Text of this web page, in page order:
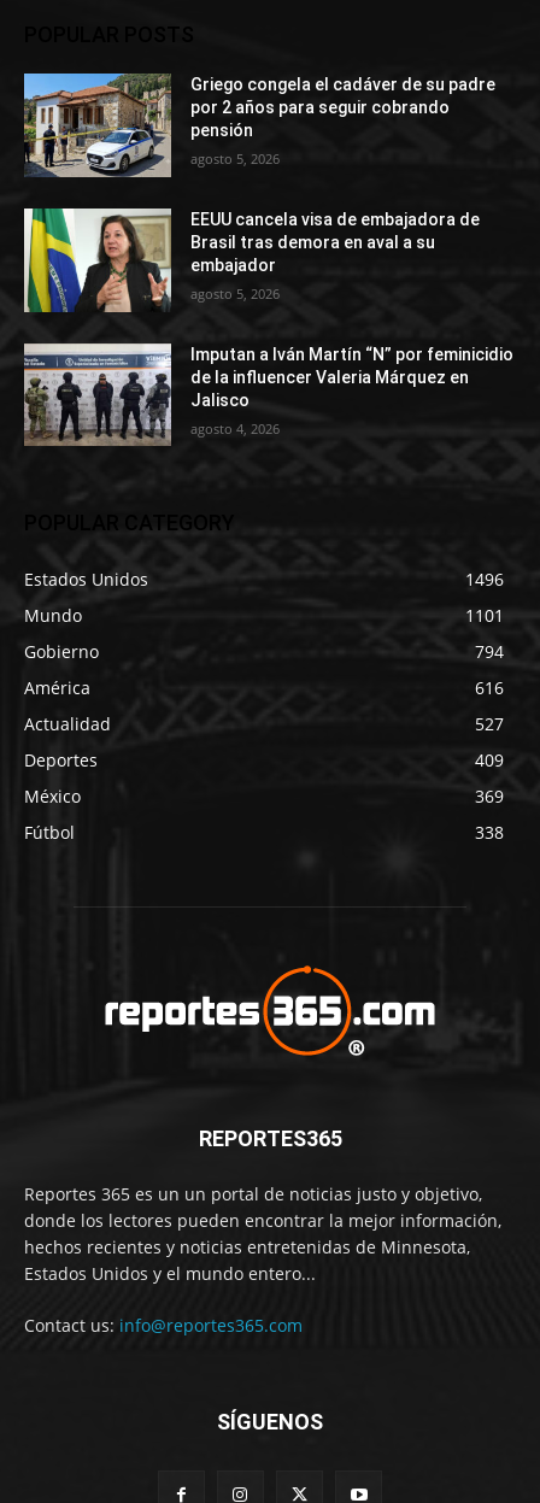
Griego congela el cadáver de su padre
por 2 años para seguir cobrando
pensión
agosto 5, 2026
EEUU cancela visa de embajadora de
Brasil tras demora en aval a su
embajador
agosto 5, 2026
Imputan a Iván Martín “N” por feminicidio
de la influencer Valeria Márquez en
Jalisco
agosto 4, 2026
POPULAR CATEGORY
Estados Unidos
1496
Mundo
1101
Gobierno
794
América
616
Actualidad
527
Deportes
409
México
369
Fútbol
338
REPORTES365
Reportes 365 es un un portal de noticias justo y objetivo,
donde los lectores pueden encontrar la mejor información,
hechos recientes y noticias entretenidas de Minnesota,
Estados Unidos y el mundo entero...
Contact us: info@reportes365.com
SÍGUENOS